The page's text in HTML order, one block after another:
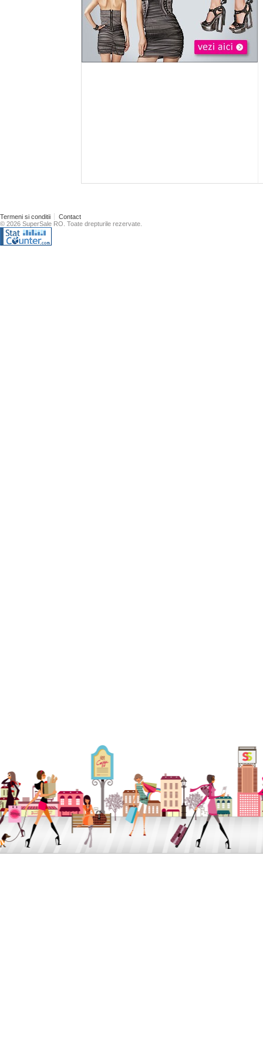
Termeni si conditii
Contact
© 2026 SuperSale RO. Toate drepturile rezervate.